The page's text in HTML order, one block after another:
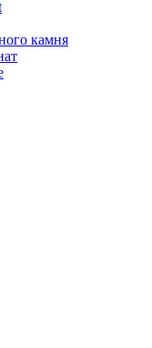
камня